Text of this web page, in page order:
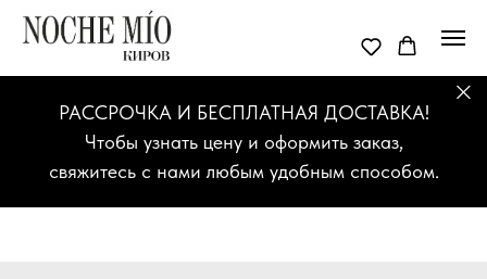
РАССРОЧКА И БЕСПЛАТНАЯ ДОСТАВКА!
Чтобы узнать цену и оформить заказ,
свяжитесь с нами любым удобным способом.